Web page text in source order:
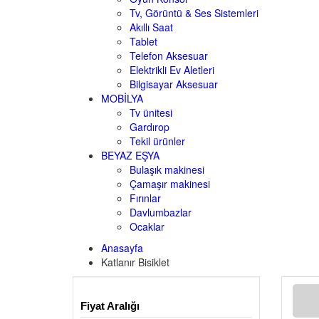
Tv, Görüntü & Ses Sistemleri
Akıllı Saat
Tablet
Telefon Aksesuar
Elektrikli Ev Aletleri
Bilgisayar Aksesuar
MOBİLYA
Tv ünitesi
Gardırop
Tekil ürünler
BEYAZ EŞYA
Bulaşık makinesi
Çamaşır makinesi
Fırınlar
Davlumbazlar
Ocaklar
Anasayfa
Katlanır Bisiklet
Fiyat Aralığı